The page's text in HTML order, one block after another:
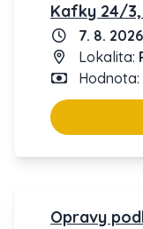
Kafky 24/3,
7. 8.
Lokalita:
Hodnota:
Opravy